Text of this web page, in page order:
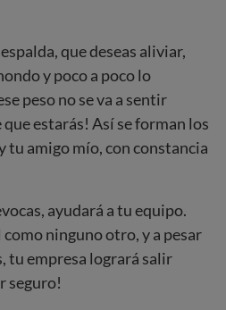
que deseas aliviar,
y poco a poco lo
peso no se va a sentir
estarás! Así se forman los
tu amigo mío, con constancia
ayudará a tu equipo.
ninguno otro, y a pesar
tu empresa logrará salir
seguro!